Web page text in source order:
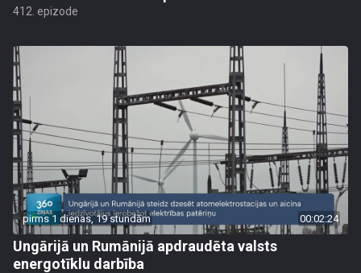
412. epizode
pirms 1 dienas, 19 stundām 00:02:24
Ungārijā un Rumānijā apdraudēta valsts
energotīklu darbība